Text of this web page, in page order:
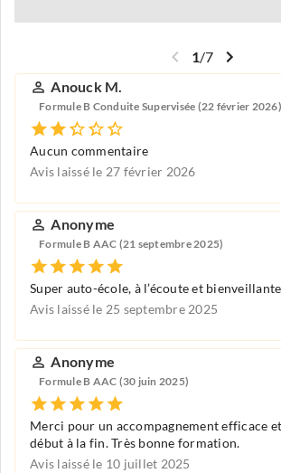
1/7
Anouck M.
Formule B Conduite Supervisée (22 février 2026)
Aucun commentaire
Avis laissé le 27 février 2026
Anonyme
Formule B AAC (21 septembre 2025)
Super auto-école, à l’écoute et bienveillante
Avis laissé le 25 septembre 2025
Anonyme
Formule B AAC (30 juin 2025)
Merci pour un accompagnement efficace
début à la fin. Très bonne formation.
Avis laissé le 10 juillet 2025